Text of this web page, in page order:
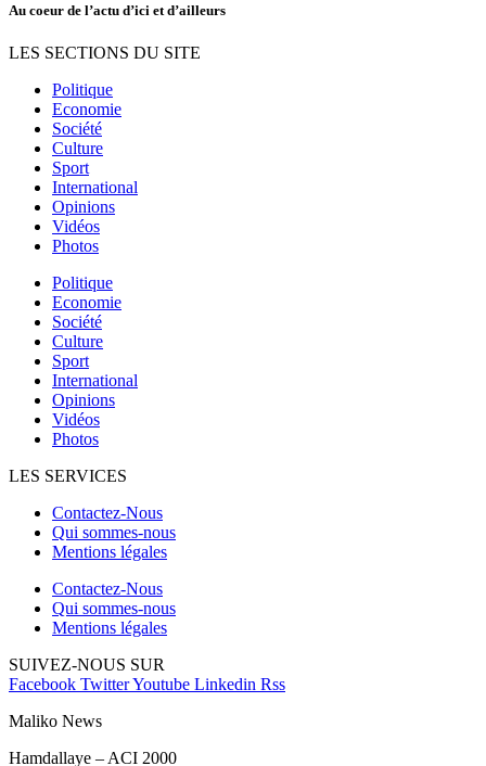
Au coeur de l’actu d’ici et d’ailleurs
LES SECTIONS DU SITE
Politique
Economie
Société
Culture
Sport
International
Opinions
Vidéos
Photos
Politique
Economie
Société
Culture
Sport
International
Opinions
Vidéos
Photos
LES SERVICES
Contactez-Nous
Qui sommes-nous
Mentions légales
Contactez-Nous
Qui sommes-nous
Mentions légales
SUIVEZ-NOUS SUR
Facebook TwitterYoutube Linkedin Rss
Maliko News
Hamdallaye – ACI 2000